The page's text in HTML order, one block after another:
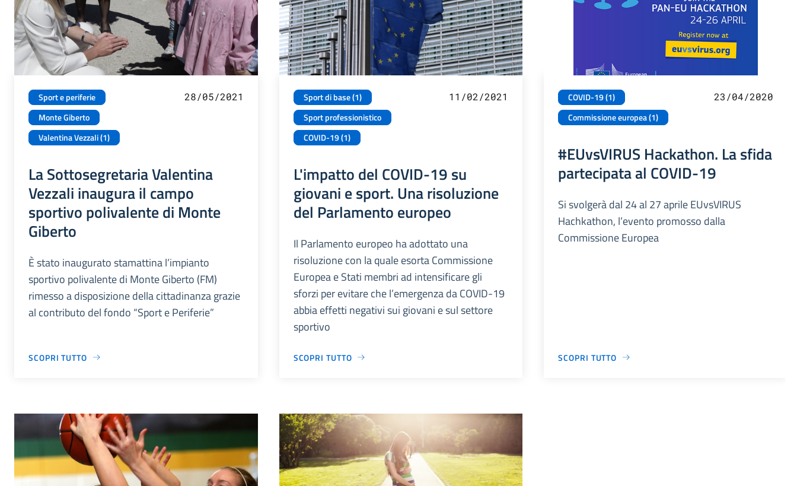
Sport e periferie
Monte Giberto
Valentina Vezzali (1)
28/05/2021
La Sottosegretaria Valentina
Vezzali inaugura il campo
sportivo polivalente di Monte
Giberto
È stato inaugurato stamattina l’impianto
sportivo polivalente di Monte Giberto (FM)
rimesso a disposizione della cittadinanza grazie
al contributo del fondo “Sport e Periferie”
SCOPRI TUTTO
Sport di base (1)
Sport professionistico
COVID-19 (1)
11/02/2021
L'impatto del COVID-19 su
giovani e sport. Una risoluzione
del Parlamento europeo
Il Parlamento europeo ha adottato una
risoluzione con la quale esorta Commissione
Europea e Stati membri ad intensificare gli
sforzi per evitare che l’emergenza da COVID-19
abbia effetti negativi sui giovani e sul settore
sportivo
SCOPRI TUTTO
COVID-19 (1)
Commissione europea (1)
23/04/2020
#EUvsVIRUS Hackathon. La sfida
partecipata al COVID-19
Si svolgerà dal 24 al 27 aprile EUvsVIRUS
Hachkathon, l’evento promosso dalla
Commissione Europea
SCOPRI TUTTO